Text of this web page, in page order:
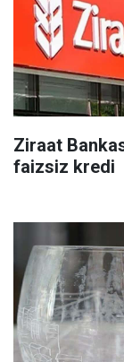
Ziraat
faizsiz kredi